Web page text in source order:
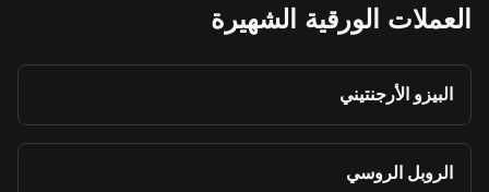
العملات الورقية الشهيرة
البيزو الأرجنتيني
الروبل الروسي